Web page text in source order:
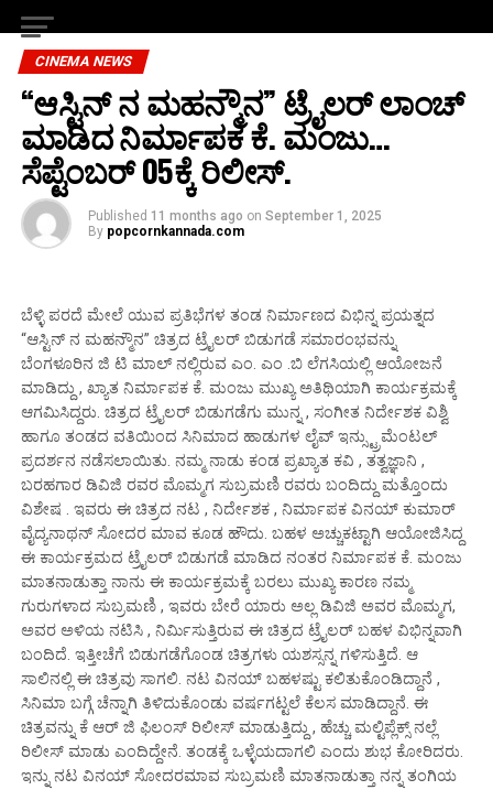
CINEMA NEWS
“ಆಸ್ಟಿನ್ ನ ಮಹನ್ಮೌನ” ಟ್ರೈಲರ್ ಲಾಂಚ್
ಮಾಡಿದ ನಿರ್ಮಾಪಕ ಕೆ. ಮಂಜು…
ಸೆಪ್ಟೆಂಬರ್ 05ಕ್ಕೆ ರಿಲೀಸ್.
Published 11 months ago on September 1, 2025
By popcornkannada.com
ಬೆಳ್ಳಿ ಪರದೆ ಮೇಲೆ ಯುವ ಪ್ರತಿಭೆಗಳ ತಂಡ ನಿರ್ಮಾಣದ ವಿಭಿನ್ನ ಪ್ರಯತ್ನದ
“ಆಸ್ಟಿನ್ ನ ಮಹನ್ಮೌನ” ಚಿತ್ರದ ಟ್ರೈಲರ್ ಬಿಡುಗಡೆ ಸಮಾರಂಭವನ್ನು
ಬೆಂಗಳೂರಿನ ಜಿ ಟಿ ಮಾಲ್ ನಲ್ಲಿರುವ ಎಂ. ಎಂ .ಬಿ ಲೆಗಸಿಯಲ್ಲಿ ಆಯೋಜನೆ
ಮಾಡಿದ್ದು , ಖ್ಯಾತ ನಿರ್ಮಾಪಕ ಕೆ. ಮಂಜು ಮುಖ್ಯ ಅತಿಥಿಯಾಗಿ ಕಾರ್ಯಕ್ರಮಕ್ಕೆ
ಆಗಮಿಸಿದ್ದರು. ಚಿತ್ರದ ಟ್ರೈಲರ್ ಬಿಡುಗಡೆಗು ಮುನ್ನ , ಸಂಗೀತ ನಿರ್ದೇಶಕ ವಿಶ್ವಿ
ಹಾಗೂ ತಂಡದ ವತಿಯಿಂದ ಸಿನಿಮಾದ ಹಾಡುಗಳ ಲೈವ್ ಇನ್ಸ್ಟ್ರುಮೆಂಟಲ್
ಪ್ರದರ್ಶನ ನಡೆಸಲಾಯಿತು. ನಮ್ಮ ನಾಡು ಕಂಡ ಪ್ರಖ್ಯಾತ ಕವಿ , ತತ್ವಜ್ಞಾನಿ ,
ಬರಹಗಾರ ಡಿವಿಜಿ ರವರ ಮೊಮ್ಮಗ ಸುಬ್ರಮಣಿ ರವರು ಬಂದಿದ್ದು ಮತ್ತೊಂದು
ವಿಶೇಷ . ಇವರು ಈ ಚಿತ್ರದ ನಟ , ನಿರ್ದೇಶಕ , ನಿರ್ಮಾಪಕ ವಿನಯ್ ಕುಮಾರ್
ವೈದ್ಯನಾಥನ್ ಸೋದರ ಮಾವ ಕೂಡ ಹೌದು. ಬಹಳ ಅಚ್ಚುಕಟ್ಟಾಗಿ ಆಯೋಜಿಸಿದ್ದ
ಈ ಕಾರ್ಯಕ್ರಮದ ಟ್ರೈಲರ್ ಬಿಡುಗಡೆ ಮಾಡಿದ ನಂತರ ನಿರ್ಮಾಪಕ ಕೆ. ಮಂಜು
ಮಾತನಾಡುತ್ತಾ ನಾನು ಈ ಕಾರ್ಯಕ್ರಮಕ್ಕೆ ಬರಲು ಮುಖ್ಯ ಕಾರಣ ನಮ್ಮ
ಗುರುಗಳಾದ ಸುಬ್ರಮಣಿ , ಇವರು ಬೇರೆ ಯಾರು ಅಲ್ಲ ಡಿವಿಜಿ ಅವರ ಮೊಮ್ಮಗ,
ಅವರ ಅಳಿಯ ನಟಿಸಿ , ನಿರ್ಮಿಸುತ್ತಿರುವ ಈ ಚಿತ್ರದ ಟ್ರೈಲರ್ ಬಹಳ ವಿಭಿನ್ನವಾಗಿ
ಬಂದಿದೆ. ಇತ್ತೀಚೆಗೆ ಬಿಡುಗಡೆಗೊಂಡ ಚಿತ್ರಗಳು ಯಶಸ್ಸನ್ನ ಗಳಿಸುತ್ತಿದೆ. ಆ
ಸಾಲಿನಲ್ಲಿ ಈ ಚಿತ್ರವು ಸಾಗಲಿ. ನಟ ವಿನಯ್ ಬಹಳಷ್ಟು ಕಲಿತುಕೊಂಡಿದ್ದಾನೆ ,
ಸಿನಿಮಾ ಬಗ್ಗೆ ಚೆನ್ನಾಗಿ ತಿಳಿದುಕೊಂಡು ವರ್ಷಗಟ್ಟಲೆ ಕೆಲಸ ಮಾಡಿದ್ದಾನೆ. ಈ
ಚಿತ್ರವನ್ನು ಕೆ ಆರ್ ಜಿ ಫಿಲಂಸ್ ರಿಲೀಸ್ ಮಾಡುತ್ತಿದ್ದು , ಹೆಚ್ಚು ಮಲ್ಟಿಪ್ಲೆಕ್ಸ್ ನಲ್ಲೆ
ರಿಲೀಸ್ ಮಾಡು ಎಂದಿದ್ದೇನೆ. ತಂಡಕ್ಕೆ ಒಳ್ಳೆಯದಾಗಲಿ ಎಂದು ಶುಭ ಕೋರಿದರು.
ಇನ್ನು ನಟ ವಿನಯ್ ಸೋದರಮಾವ ಸುಬ್ರಮಣಿ ಮಾತನಾಡುತ್ತಾ ನನ್ನ ತಂಗಿಯ